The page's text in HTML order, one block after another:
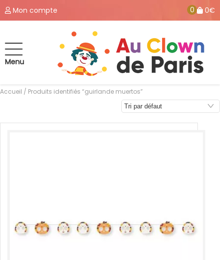
Mon compte 0 0€
Menu
Accueil / Produits identifiés “guirlande muertos”